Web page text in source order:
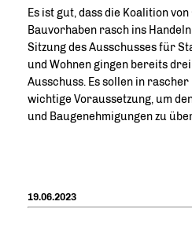
Es ist gut, dass die Koalition von
Bauvorhaben rasch ins
Sitzung des Ausschusses für
und Wohnen gingen bereits
Ausschuss. Es sollen in rascher
wichtige Voraussetzung, um
und Baugenehmigungen zu
19.06.2023